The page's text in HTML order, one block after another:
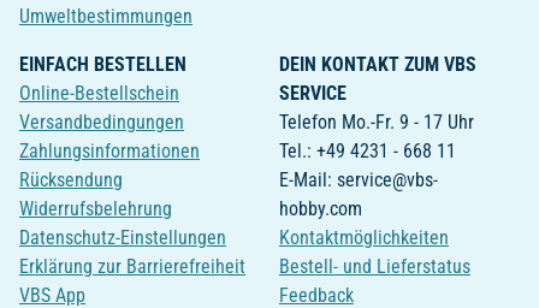
Umweltbestimmungen
EINFACH BESTELLEN
Online-Bestellschein
Versandbedingungen
Zahlungsinformationen
Rücksendung
Widerrufsbelehrung
Datenschutz-Einstellungen
Erklärung zur Barrierefreiheit
VBS App
DEIN KONTAKT ZUM VBS
SERVICE
Telefon Mo.-Fr. 9 - 17 Uhr
Tel.: +49 4231 - 668 11
E-Mail: service@vbs-
hobby.com
Kontaktmöglichkeiten
Bestell- und Lieferstatus
Feedback